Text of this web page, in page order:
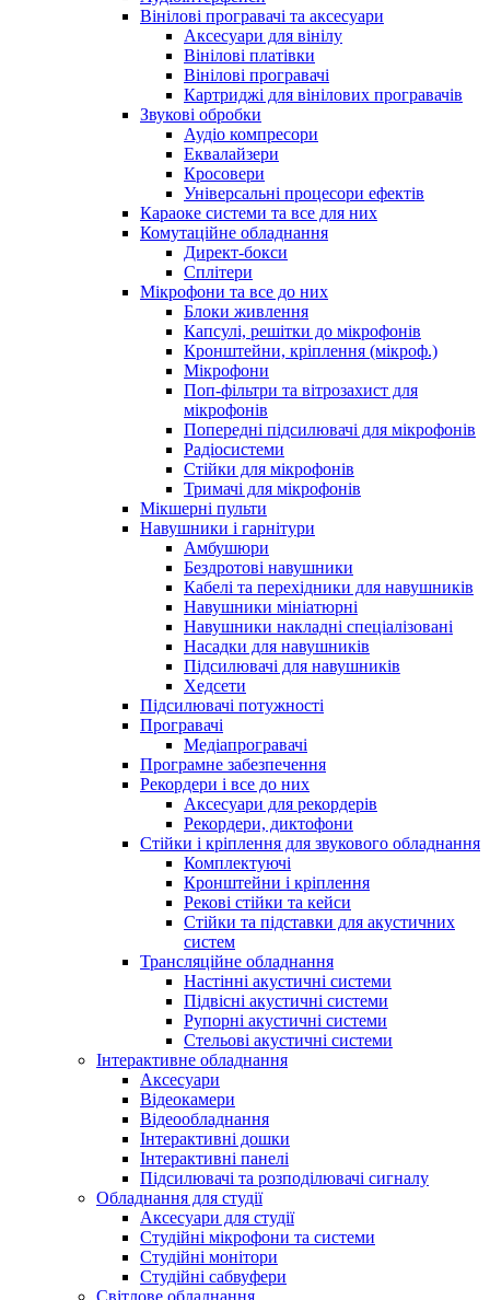
Вінілові програвачі та аксесуари
Аксесуари для вінілу
Вінілові платівки
Вінілові програвачі
Картриджі для вінілових програвачів
Звукові обробки
Аудіо компресори
Еквалайзери
Кросовери
Універсальні процесори ефектів
Караоке системи та все для них
Комутаційне обладнання
Директ-бокси
Сплітери
Мікрофони та все до них
Блоки живлення
Капсулі, решітки до мікрофонів
Кронштейни, кріплення (мікроф.)
Мікрофони
Поп-фільтри та вітрозахист для
мікрофонів
Попередні підсилювачі для мікрофонів
Радіосистеми
Стійки для мікрофонів
Тримачі для мікрофонів
Мікшерні пульти
Навушники і гарнітури
Амбушюри
Бездротові навушники
Кабелі та перехідники для навушників
Навушники мініатюрні
Навушники накладні спеціалізовані
Насадки для навушників
Підсилювачі для навушників
Хедсети
Підсилювачі потужності
Програвачі
Медіапрогравачі
Програмне забезпечення
Рекордери і все до них
Аксесуари для рекордерів
Рекордери, диктофони
Стійки і кріплення для звукового обладнання
Комплектуючі
Кронштейни і кріплення
Рекові стійки та кейси
Стійки та підставки для акустичних
систем
Трансляційне обладнання
Настінні акустичні системи
Підвісні акустичні системи
Рупорні акустичні системи
Стельові акустичні системи
Інтерактивне обладнання
Аксесуари
Відеокамери
Відеообладнання
Інтерактивні дошки
Інтерактивні панелі
Підсилювачі та розподілювачі сигналу
Обладнання для студії
Аксесуари для студії
Студійні мікрофони та системи
Студійні монітори
Студійні сабвуфери
Світлове обладнання